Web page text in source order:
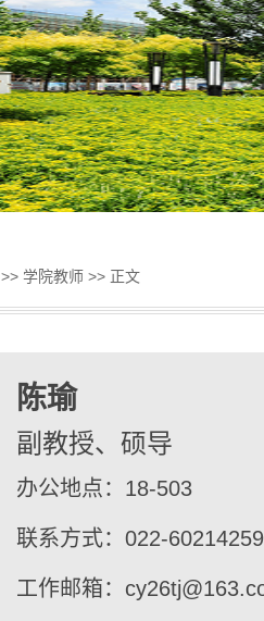
>> 学院教师 >> 正文
陈瑜
副教授、硕导
办公地点：18-503
联系方式：022-60214259
工作邮箱：